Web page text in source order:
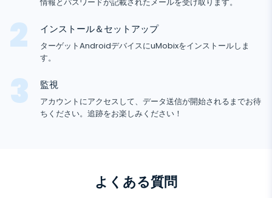
キーロガー
デバイス情報
Facebookメッセンジャー
Zoom
Telegram
Wechat
ソーシャルメディア
Facebook
Instagram
Snapchat
Tik tok
写真とビデオのトラッカー
インターネット
インストール＆セットアップ
ターゲットAndroidデバイスにuMobixをインストールしま
す。
監視
アカウントにアクセスして、データ送信が開始されるまでお待
ちください。追跡をお楽しみください！
よくある質問